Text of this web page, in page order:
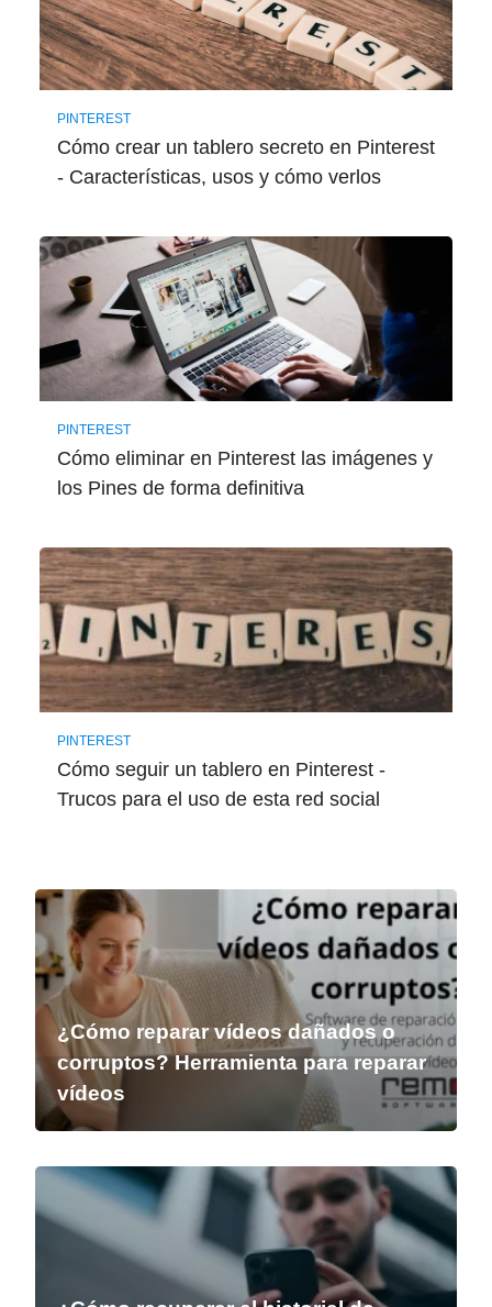
PINTEREST
Cómo crear un tablero secreto en Pinterest
- Características, usos y cómo verlos
PINTEREST
Cómo eliminar en Pinterest las imágenes y
los Pines de forma definitiva
PINTEREST
Cómo seguir un tablero en Pinterest -
Trucos para el uso de esta red social
¿Cómo reparar vídeos dañados o
corruptos? Herramienta para reparar
vídeos